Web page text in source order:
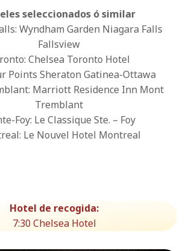
seleccionados ó similar
Wyndham Garden Niagara Falls
Fallsview
Chelsea Toronto Hotel
Points Sheraton Gatinea-Ottawa
Marriott Residence Inn Mont
Tremblant
Foy: Le Classique Ste. – Foy
Le Nouvel Hotel Montreal
Hotel de recogida:
7:30 Chelsea Hotel